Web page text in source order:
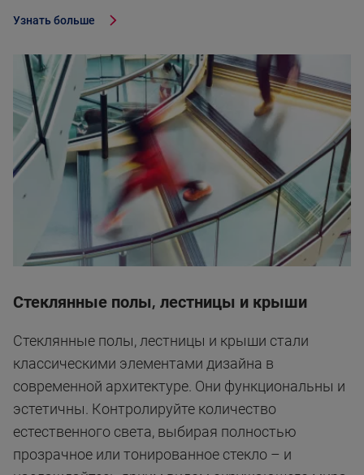
Узнать больше
Стеклянные полы, лестницы и крыши
Стеклянные полы, лестницы и крыши стали
классическими элементами дизайна в
современной архитектуре. Они функциональны и
эстетичны. Контролируйте количество
естественного света, выбирая полностью
прозрачное или тонированное стекло – и